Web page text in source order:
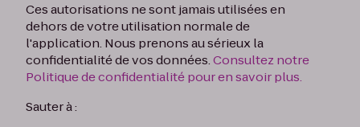
Ces autorisations ne sont jamais utilisées en
dehors de votre utilisation normale de
l'application. Nous prenons au sérieux la
confidentialité de vos données.Consultez notre
Politique de confidentialité pour en savoir plus.
Sauter à :